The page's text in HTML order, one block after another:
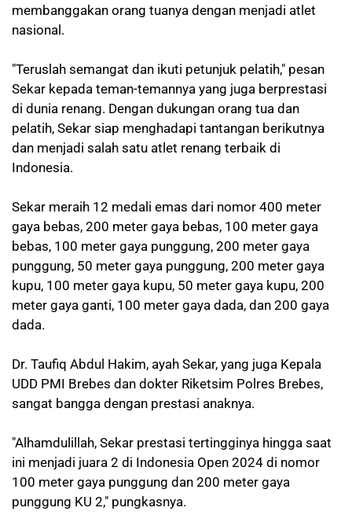
membanggakan orang tuanya dengan menjadi atlet
nasional.
"Teruslah semangat dan ikuti petunjuk pelatih," pesan
Sekar kepada teman-temannya yang juga berprestasi
di dunia renang. Dengan dukungan orang tua dan
pelatih, Sekar siap menghadapi tantangan berikutnya
dan menjadi salah satu atlet renang terbaik di
Indonesia.
Sekar meraih 12 medali emas dari nomor 400 meter
gaya bebas, 200 meter gaya bebas, 100 meter gaya
bebas, 100 meter gaya punggung, 200 meter gaya
punggung, 50 meter gaya punggung, 200 meter gaya
kupu, 100 meter gaya kupu, 50 meter gaya kupu, 200
meter gaya ganti, 100 meter gaya dada, dan 200 gaya
dada.
Dr. Taufiq Abdul Hakim, ayah Sekar, yang juga Kepala
UDD PMI Brebes dan dokter Riketsim Polres Brebes,
sangat bangga dengan prestasi anaknya.
"Alhamdulillah, Sekar prestasi tertingginya hingga saat
ini menjadi juara 2 di Indonesia Open 2024 di nomor
100 meter gaya punggung dan 200 meter gaya
punggung KU 2," pungkasnya.